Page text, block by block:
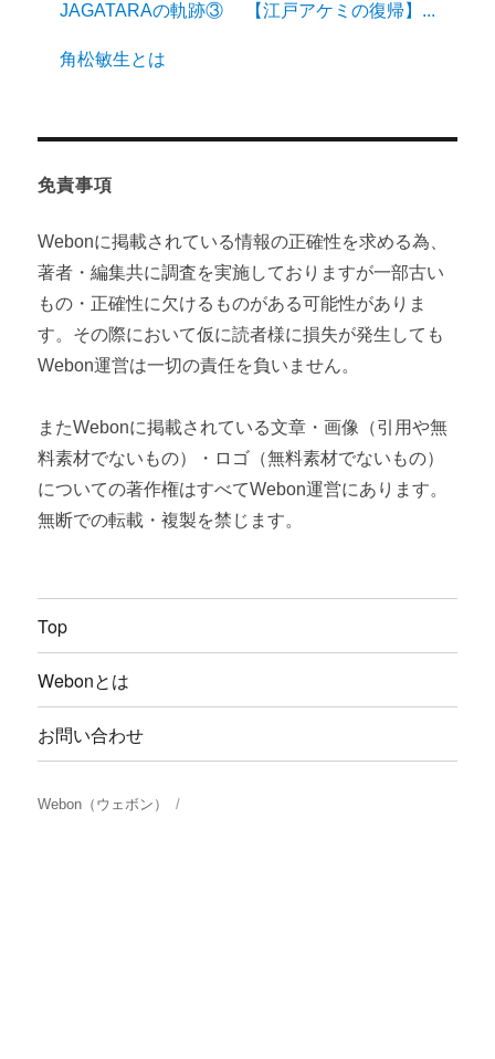
JAGATARAの軌跡③ 【江戸アケミの復帰】...
角松敏生とは
免責事項
Webonに掲載されている情報の正確性を求める為、
著者・編集共に調査を実施しておりますが一部古い
もの・正確性に欠けるものがある可能性がありま
す。その際において仮に読者様に損失が発生しても
Webon運営は一切の責任を負いません。
またWebonに掲載されている文章・画像（引用や無
料素材でないもの）・ロゴ（無料素材でないもの）
についての著作権はすべてWebon運営にあります。
無断での転載・複製を禁じます。
Top
Webonとは
お問い合わせ
Webon（ウェボン）